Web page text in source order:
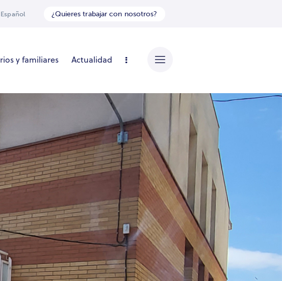
Español ¿Quieres trabajar con nosotros?
y familiares Actualidad